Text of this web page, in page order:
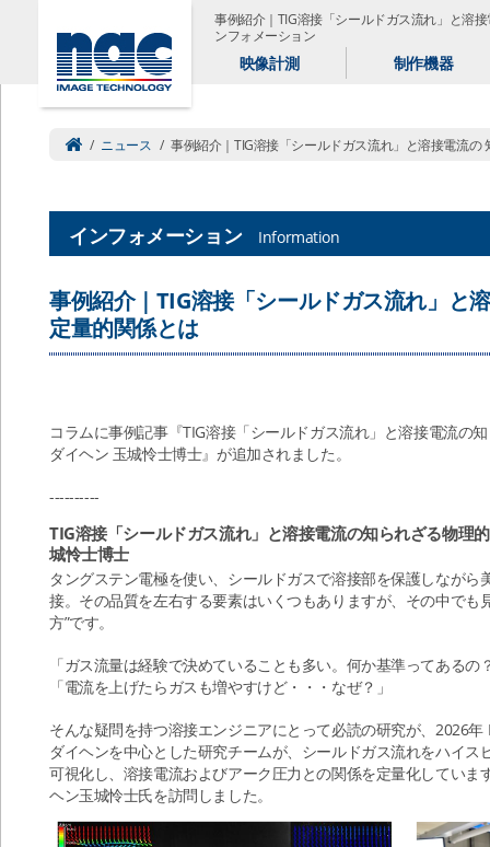
事例紹介｜TIG溶接「シールドガス流れ」と溶
ンフォメーション
映像計測 制作機器
/ ニュース / 事例紹介｜TIG溶接「シールドガス流れ」と溶接電流の
インフォメーション Information
事例紹介｜TIG溶接「シールドガス流れ」と
定量的関係とは
コラムに事例記事『TIG溶接「シールドガス流れ」と溶接電流の
ダイヘン 玉城怜士博士』が追加されました。
----------
TIG溶接「シールドガス流れ」と溶接電流の知られざる物理
城怜士博士
タングステン電極を使い、シールドガスで溶接部を保護しなが
接。その品質を左右する要素はいくつもありますが、その中でも
方”です。
「ガス流量は経験で決めていることも多い。何か基準ってあるの
「電流を上げたらガスも増やすけど・・・なぜ？」
そんな疑問を持つ溶接エンジニアにとって必読の研究が、2026
ダイヘンを中心とした研究チームが、シールドガス流れをハイス
可視化し、溶接電流およびアーク圧力との関係を定量化してい
ヘン玉城怜士氏を訪問しました。